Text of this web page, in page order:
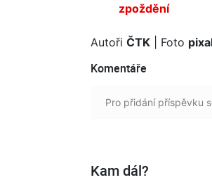
zpoždění
Autoři ČTK | Foto
Komentáře
Pro přidání příspěvku
Kam dál?